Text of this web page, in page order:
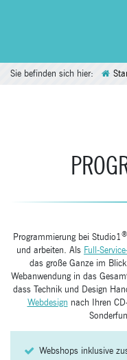
Sie befinden sich hier:
Programmierung bei Studio1 ®
und arbeiten. Als Full-
das große Ganze im
Webanwendung in das
dass Technik und Design
Webdesign nach Ihren
Webshops inklusive